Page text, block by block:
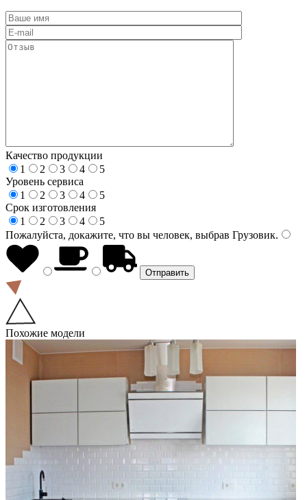
Качество продукции
1
2 3 4
5
Уровень сервиса
1
2 3 4
5
Срок изготовления
1
2 3 4
5
Пожалуйста, докажите, что вы человек, выбрав Грузовик.
Похожие модели